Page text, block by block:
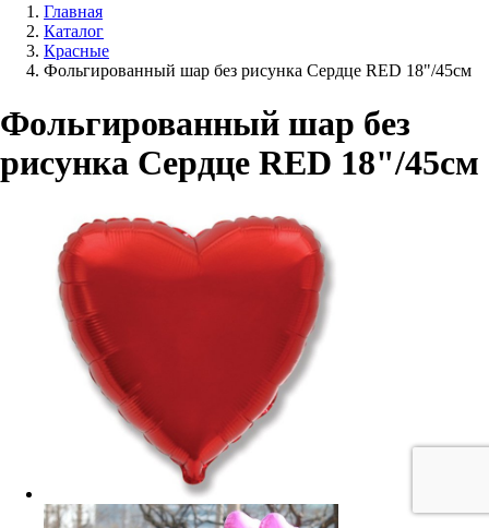
Главная
Каталог
Красные
Фольгированный шар без рисунка Сердце RED 18"/45см
Фольгированный шар без
рисунка Сердце RED 18"/45см